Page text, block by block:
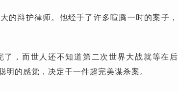
的辩护律师。他经手了许多喧腾一时的案子，
，而世人还不知道第二次世界大战就等在后
的感觉，决定干一件超完美谋杀案。